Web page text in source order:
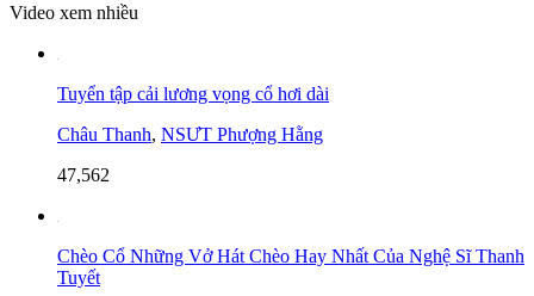
Video xem nhiều
Tuyển tập cải lương vọng cổ hơi dài
Châu Thanh, NSƯT Phượng Hằng
47,562
Chèo Cổ Những Vở Hát Chèo Hay Nhất Của Nghệ Sĩ Thanh
Tuyết